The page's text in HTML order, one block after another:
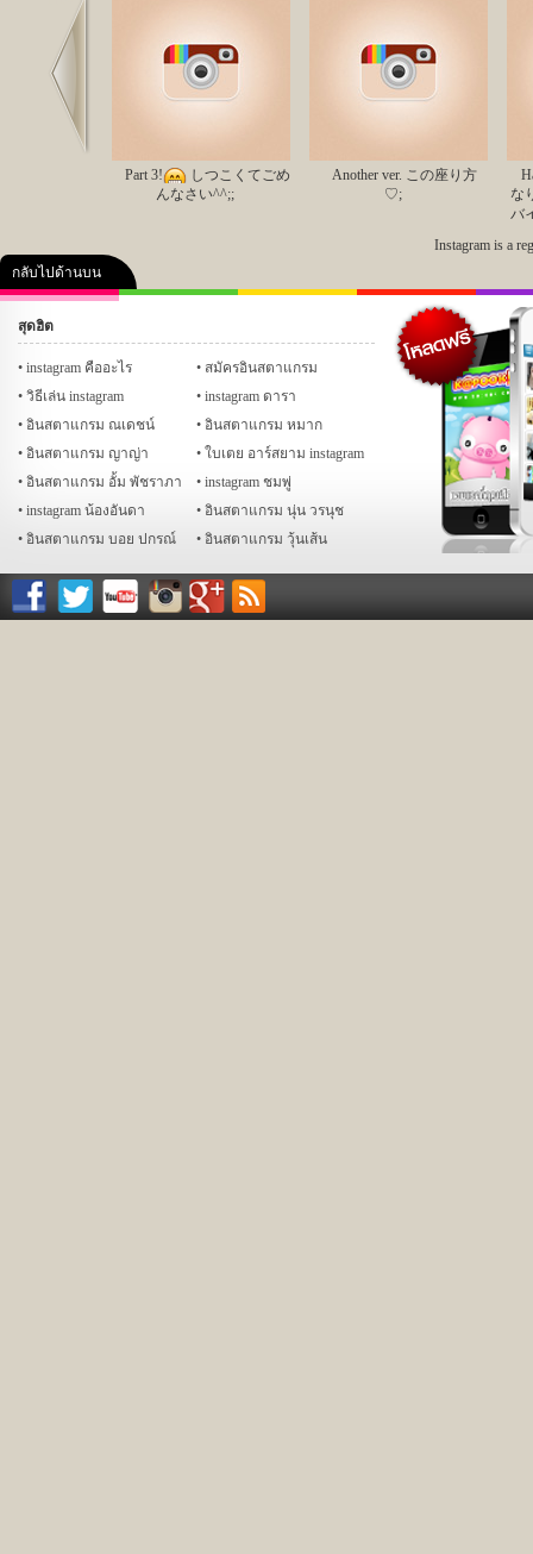
Part 3!
しつこくてごめ
んなさい^^;;
Another ver. この座り方
♡;
な
バ
の
正
て
的
い
Instagram is a
กลับไปด้านบน
เฟซบุ๊ก ทวิ
Glitter
สุดฮิต
instagram คืออะไร
สมัครอินสตาแกรม
วิธีเล่น instagram
instagram ดารา
อินสตาแกรม ณเดชน์
อินสตาแกรม หมาก
อินสตาแกรม ญาญ่า
ใบเตย อาร์สยาม instagram
อินสตาแกรม อั้ม พัชราภา
instagram ชมพู่
instagram น้องอันดา
อินสตาแกรม นุ่น วรนุช
อินสตาแกรม บอย ปกรณ์
อินสตาแกรม วุ้นเส้น